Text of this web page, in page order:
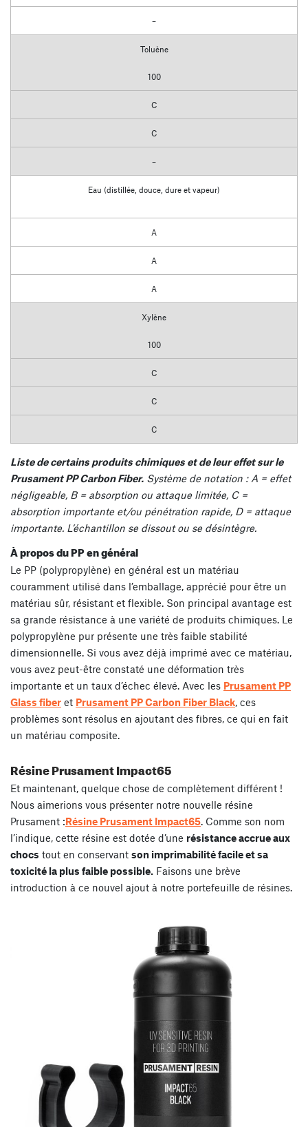
–
Toluène
100
C
C
–
Eau (distillée, douce, dure et vapeur)
A
A
A
Xylène
100
C
C
C
Liste de certains produits chimiques et de leur effet sur le
Prusament PP Carbon Fiber. Système de notation : A = effet
négligeable, B = absorption ou attaque limitée, C =
absorption importante et/ou pénétration rapide, D = attaque
importante. L’échantillon se dissout ou se désintègre.
À propos du PP en général
Le PP (polypropylène) en général est un matériau
couramment utilisé dans l’emballage, apprécié pour être un
matériau sûr, résistant et flexible. Son principal avantage est
sa grande résistance à une variété de produits chimiques. Le
polypropylène pur présente une très faible stabilité
dimensionnelle. Si vous avez déjà imprimé avec ce matériau,
vous avez peut-être constaté une déformation très
importante et un taux d’échec élevé. Avec les Prusament PP
Glass fiber et Prusament PP Carbon Fiber Black, ces
problèmes sont résolus en ajoutant des fibres, ce qui en fait
un matériau composite.
Résine Prusament Impact65
Et maintenant, quelque chose de complètement différent !
Nous aimerions vous présenter notre nouvelle résine
Prusament :Résine Prusament Impact65. Comme son nom
l’indique, cette résine est dotée d’une résistance accrue aux
chocs tout en conservant son imprimabilité facile et sa
toxicité la plus faible possible. Faisons une brève
introduction à ce nouvel ajout à notre portefeuille de résines.